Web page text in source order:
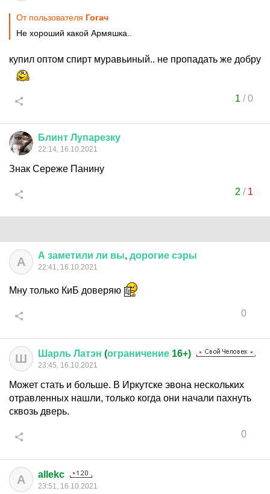
От пользователя Гогач
Не хороший какой Армяшка..
купил оптом спирт муравьиный.. не пропадать же добру
1 /0
Блинт Лупарезку
22:14, 16.10.2021
Знак Сереже Панину
2 / 1
А А заметили ли вы, дорогие сэры
22:41, 16.10.2021
Мну только КиБ доверяю
0
Ш Шарль Латэн (ограничение 16+)
23:45, 16.10.2021
Может стать и больше. В Иркутске эвона нескольких
отравленных нашли, только когда они начали пахнуть
сквозь дверь.
0
A allekc
23:51, 16.10.2021